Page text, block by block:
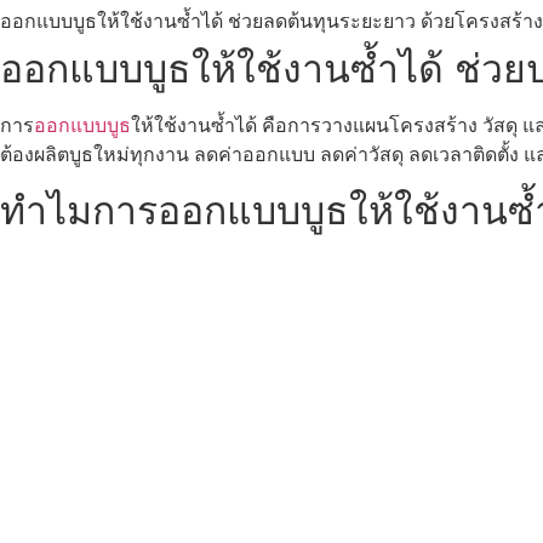
ออกแบบบูธให้ใช้งานซ้ำได้ ช่วยลดต้นทุนระยะยาว ด้วยโครงสร้
ออกแบบบูธให้ใช้งานซ้ำได้ ช่วย
การออกแบบบูธให้ใช้งานซ้ำได้ คือการวางแผนโครงสร้าง วัสดุ
ต้องผลิตบูธใหม่ทุกงาน ลดค่าออกแบบ ลดค่าวัสดุ ลดเวลาติดตั้ง
ทำไมการออกแบบบูธให้ใช้งาน